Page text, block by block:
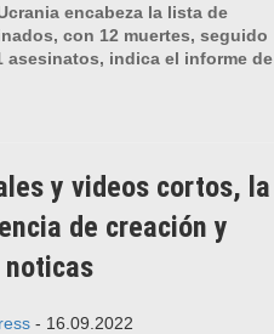
encabeza la lista de
con 12 muertes, seguido
asesinatos, indica el informe de
y videos cortos, la
de creación y
- 16.09.2022